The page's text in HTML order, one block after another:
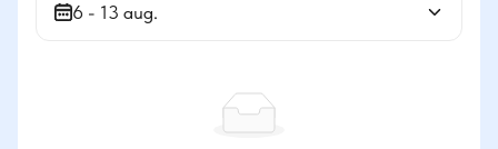
6 - 13 aug.